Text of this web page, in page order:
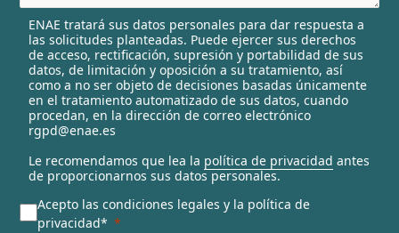
l
e
c
t
e
d
ENAE tratará sus datos personales para dar respuesta a
las solicitudes planteadas. Puede ejercer sus derechos
de acceso, rectificación, supresión y portabilidad de sus
datos, de limitación y oposición a su tratamiento, así
como a no ser objeto de decisiones basadas únicamente
en el tratamiento automatizado de sus datos, cuando
procedan, en la dirección de correo electrónico
rgpd@enae.es
Le recomendamos que lea la política de privacidad antes
de proporcionarnos sus datos personales.
Acepto las condiciones legales y la política de
privacidad*